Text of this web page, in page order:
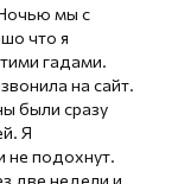
мы с
что я
гадами.
на сайт.
были сразу
Я
не подохнут.
две недели и